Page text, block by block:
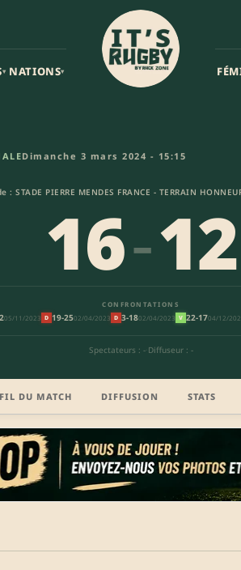
▾ NATIONS▾
12) | Federale 2
Dimanche 3 mars 2024 - 15:15
: STADE PIERRE MENDES FRANCE - TERRAIN
16-12
CONFRONTATIONS
05/11/2023 D 19-2502/04/2023 D 3-1802/04/2023 V 22-1704/12/
Spectateurs : -·Diffuseur : -
FIL DU MATCH DIFFUSION STATS